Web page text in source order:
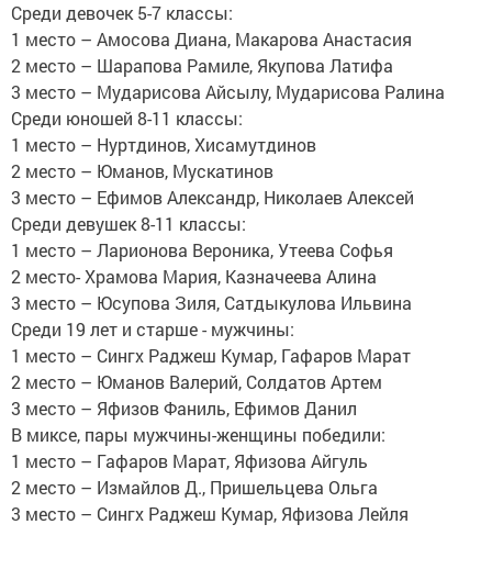
Среди девочек 5-7 классы:
1 место – Амосова Диана, Макарова Анастасия
2 место – Шарапова Рамиле, Якупова Латифа
3 место – Мударисова Айсылу, Мударисова Ралина
Среди юношей 8-11 классы:
1 место – Нуртдинов, Хисамутдинов
2 место – Юманов, Мускатинов
3 место – Ефимов Александр, Николаев Алексей
Среди девушек 8-11 классы:
1 место – Ларионова Вероника, Утеева Софья
2 место- Храмова Мария, Казначеева Алина
3 место – Юсупова Зиля, Сатдыкулова Ильвина
Среди 19 лет и старше - мужчины:
1 место – Сингх Раджеш Кумар, Гафаров Марат
2 место – Юманов Валерий, Солдатов Артем
3 место – Яфизов Фаниль, Ефимов Данил
В миксе, пары мужчины-женщины победили:
1 место – Гафаров Марат, Яфизова Айгуль
2 место – Измайлов Д., Пришельцева Ольга
3 место – Сингх Раджеш Кумар, Яфизова Лейля